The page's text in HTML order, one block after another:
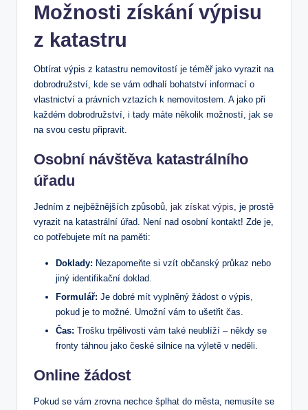
Možnosti získání‌ výpisu ​
z katastru
Obtírat výpis z katastru nemovitostí je téměř jako vyrazit na‍
dobrodružství, kde se vám odhalí ‌bohatství informací o
⁤vlastnictví ‍a právních vztazích⁣ k​ nemovitostem.‌ A jako při
každém dobrodružství, i tady máte několik možností, jak ⁢se
na svou‌ cestu připravit.
Osobní návštěva ⁤katastrálního
úřadu
Jedním ​z nejběžnějších způsobů, jak získat výpis , ‌je prostě
vyrazit na katastrální úřad. Není nad⁤ osobní ⁢kontakt!‍ Zde je,
​co potřebujete ‌mít na paměti:
Doklady: Nezapomeňte si vzít občanský průkaz ‍nebo
⁢jiný identifikační doklad.
Formulář: Je dobré mít vyplněný žádost o výpis,⁢
pokud je to možné.⁢ Umožní ⁣vám to ušetřit čas.
Čas: Trošku trpělivosti vám také neublíží – někdy se
fronty táhnou jako české silnice na výletě v neděli.
Online žádost
Pokud se ‍vám ​zrovna‌ nechce šplhat do města, nemusíte se